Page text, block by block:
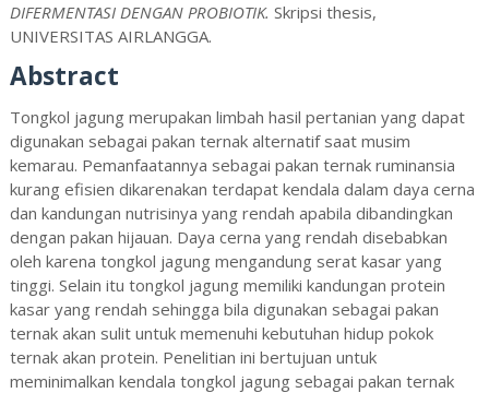
DIFERMENTASI DENGAN PROBIOTIK. Skripsi thesis,
UNIVERSITAS AIRLANGGA.
Abstract
Tongkol jagung merupakan limbah hasil pertanian yang dapat
digunakan sebagai pakan ternak alternatif saat musim
kemarau. Pemanfaatannya sebagai pakan ternak ruminansia
kurang efisien dikarenakan terdapat kendala dalam daya cerna
dan kandungan nutrisinya yang rendah apabila dibandingkan
dengan pakan hijauan. Daya cerna yang rendah disebabkan
oleh karena tongkol jagung mengandung serat kasar yang
tinggi. Selain itu tongkol jagung memiliki kandungan protein
kasar yang rendah sehingga bila digunakan sebagai pakan
ternak akan sulit untuk memenuhi kebutuhan hidup pokok
ternak akan protein. Penelitian ini bertujuan untuk
meminimalkan kendala tongkol jagung sebagai pakan ternak